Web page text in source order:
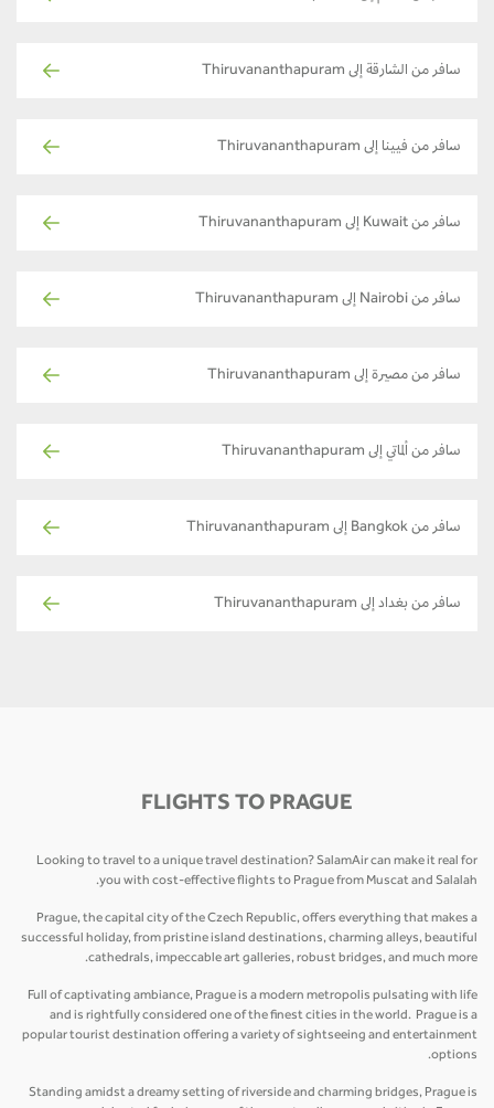
سافر من الشارقة إلى Thiruvananthapuram
سافر من فيينا إلى Thiruvananthapuram
سافر من Kuwait إلى Thiruvananthapuram
سافر من Nairobi إلى Thiruvananthapuram
سافر من مصيرة إلى Thiruvananthapuram
سافر من ألماتي إلى Thiruvananthapuram
سافر من Bangkok إلى Thiruvananthapuram
سافر من بغداد إلى Thiruvananthapuram
FLIGHTS TO PRAGUE
Looking to travel to a unique travel destination? SalamAir can make it real for
you with cost-effective flights to Prague from Muscat and Salalah.
Prague, the capital city of the Czech Republic, offers everything that makes a
successful holiday, from pristine island destinations, charming alleys, beautiful
cathedrals, impeccable art galleries, robust bridges, and much more.
Full of captivating ambiance, Prague is a modern metropolis pulsating with life
and is rightfully considered one of the finest cities in the world. Prague is a
popular tourist destination offering a variety of sightseeing and entertainment
options.
Standing amidst a dreamy setting of riverside and charming bridges, Prague is